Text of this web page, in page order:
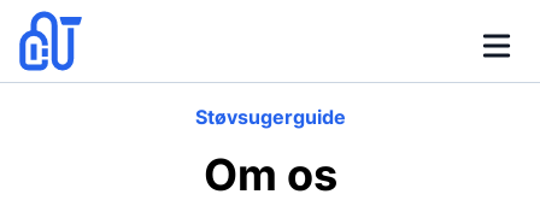
Støvsugerguide
Om os